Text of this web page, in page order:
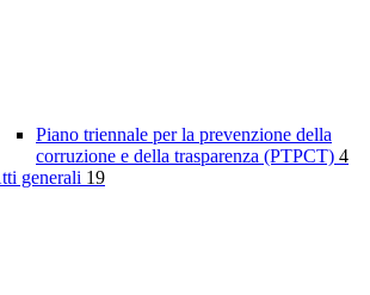
Piano triennale per la prevenzione della
corruzione e della trasparenza (PTPCT) 4
generali 19